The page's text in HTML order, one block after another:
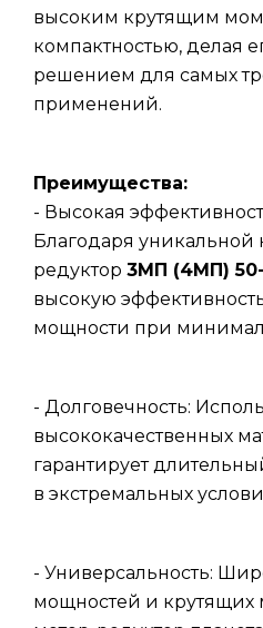
высоким крутящим
компактностью, делая
решением для самых
применений.
Преимущества:
- Высокая
Благодаря уникальной
редуктор 3МП (4МП)
высокую
мощности при
- Долговечность:
высококачественных
гарантирует
в экстремальных
- Универсальность:
мощностей и крутящих